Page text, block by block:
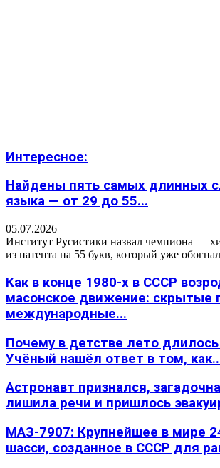
Интересное:
Найдены пять самых длинных
языка — от 29 до 55...
05.07.2026
Институт Русистики назвал чемпиона —
из патента на 55 букв, который уже
Как в конце 1980-х в СССР
масонское движение: скрытые
международные...
Почему в детстве лето
Учёный нашёл ответ в том,
Астронавт признался,
лишила речи и пришлось
МАЗ-7907: Крупнейшее в мире
шасси, созданное в СССР для